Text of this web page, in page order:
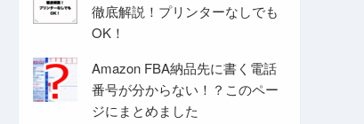
徹底解説！プリンターなしでも
OK！
Amazon FBA納品先に書く電話
番号が分からない！？このペー
ジにまとめました